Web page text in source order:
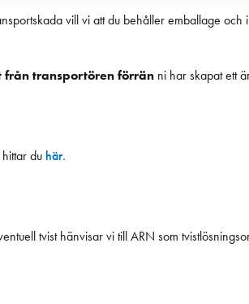
vill vi att du behåller emballage
från transportören förrän ni har skapat ett
du här.
tvist hänvisar vi till ARN som